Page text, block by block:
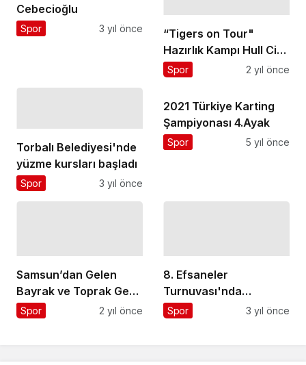
Cebecioğlu
Spor 3 yıl önce
“Tigers on Tour"
Hazırlık Kampı Hull City
Corendon Uçağıyla
Havalimanı'nda
Spor 2 yıl önce
Torbalı Belediyesi'nde
yüzme kursları başladı
Spor 3 yıl önce
2021 Türkiye Karting
Şampiyonası 4.Ayak
Spor 5 yıl önce
Samsun’dan Gelen
Bayrak ve Toprak Genç
Doktorlara Teslim Edildi
Spor 2 yıl önce
8. Efsaneler
Turnuvası'nda
Şampiyon Antalyaspor
Spor 3 yıl önce